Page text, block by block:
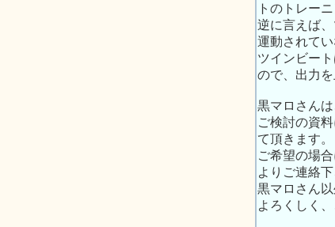
トのトレー
逆に言えば
運動されて
ツインビー
ので、出力
黒マロさん
ご検討の資
て頂きます。
ご希望の場
よりご連絡下
黒マロさん
よろくしく、